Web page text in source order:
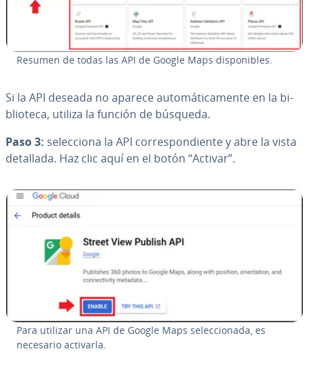
Resumen de todas las API de Google Maps di­s­po­ni­bles.
Si la API deseada no aparece au­to­má­ti­ca­me­n­te en la bi­
blio­te­ca, utiliza la función de búsqueda.
Paso 3: se­le­c­cio­na la API co­rre­s­po­n­die­n­te y abre la vista
detallada. Haz clic aquí en el botón “Activar”.
Para utilizar una API de Google Maps se­le­c­cio­na­da, es
necesario activarla.